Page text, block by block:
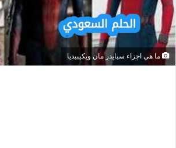
ما هي اجزاء سبايدر مان ويكيبيديا